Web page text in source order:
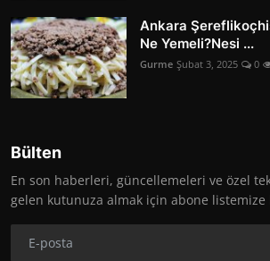
Ankara
Ne Yemeli?Nesi ...
Gurme Şubat 3, 2025 0
Bülten
En son haberleri, güncellemeleri ve özel
gelen kutunuza almak için abone listemize